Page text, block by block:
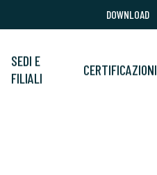
DOWNLOAD
SEDI E
FILIALI
CERTIFICAZIONI